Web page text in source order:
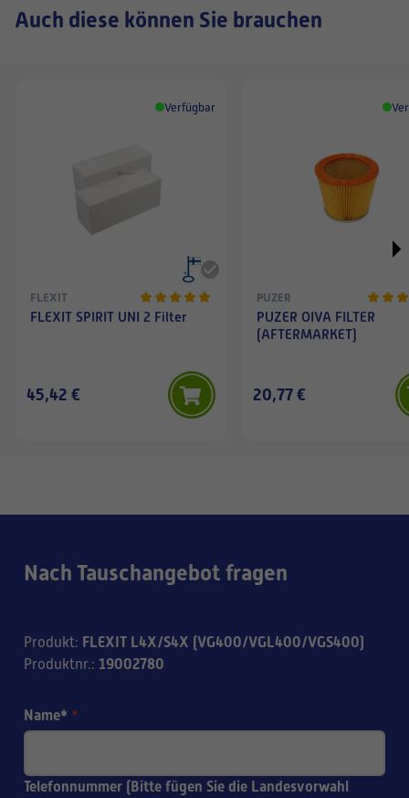
Auch diese können Sie brauchen
Verfügbar
FLEXIT
FLEXIT SPIRIT UNI 2 Filter
45,42 €
PUZER
PUZER OIVA FILTER
(AFTERMARKET)
20,77 €
Nach Tauschangebot fragen
Produkt: FLEXIT L4X/S4X (VG400/VGL400/VGS400)
Produktnr.: 19002780
Name* *
Telefonnummer (Bitte fügen Sie die Landesvorwahl